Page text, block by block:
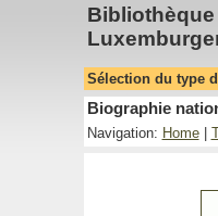
Sélection du type
Biographie
Navigation: Home|